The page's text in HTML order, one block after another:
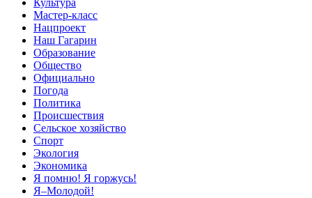
Культура
Мастер-класс
Нацпроект
Наш Гагарин
Образование
Общество
Официально
Погода
Политика
Происшествия
Сельское хозяйство
Спорт
Экология
Экономика
Я помню! Я горжусь!
Я–Молодой!